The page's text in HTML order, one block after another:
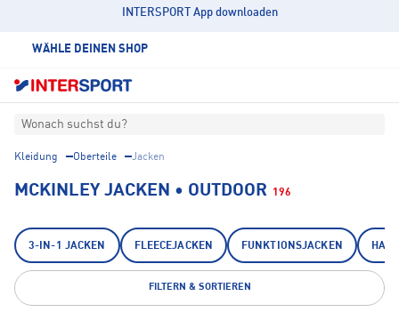
INTERSPORT App downloaden
WÄHLE DEINEN SHOP
Wonach suchst du?
Kleidung Oberteile Jacken
MCKINLEY JACKEN • OUTDOOR 196
3-IN-1 JACKEN FLEECEJACKEN FUNKTIONSJACKEN
FILTERN & SORTIEREN